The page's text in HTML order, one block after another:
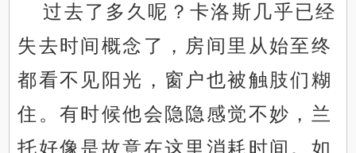
过去了多久呢？卡洛斯几乎已经
失去时间概念了，房间里从始至终
都看不见阳光，窗户也被触肢们糊
住。有时候他会隐隐感觉不妙，兰
托好像是故意在这里消耗时间。如